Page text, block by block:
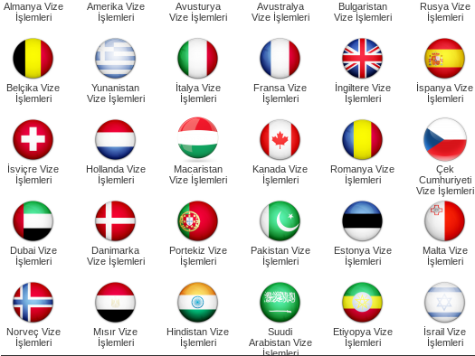
Almanya Vize
İşlemleri
Amerika Vize
İşlemleri
Avusturya
Vize İşlemleri
Avustralya
Vize İşlemleri
Bulgaristan
Vize İşlemleri
Rusya Vize
İşlemleri
Belçika Vize
İşlemleri
Yunanistan
Vize İşlemleri
İtalya Vize
İşlemleri
Fransa Vize
İşlemleri
İngiltere Vize
İşlemleri
İspanya Vize
İşlemleri
İsviçre Vize
İşlemleri
Hollanda Vize
İşlemleri
Macaristan
Vize İşlemleri
Kanada Vize
İşlemleri
Romanya Vize
İşlemleri
Çek
Cumhuriyeti
Vize İşlemleri
Dubai Vize
İşlemleri
Danimarka
Vize İşlemleri
Portekiz Vize
İşlemleri
Pakistan Vize
İşlemleri
Estonya Vize
İşlemleri
Malta Vize
İşlemleri
Norveç Vize
İşlemleri
Mısır Vize
İşlemleri
Hindistan Vize
İşlemleri
Suudi
Arabistan Vize
İşlemleri
Etiyopya Vize
İşlemleri
İsrail Vize
İşlemleri